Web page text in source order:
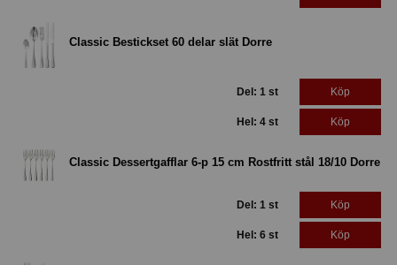
Classic Bestickset 60 delar slät Dorre
Del: 1 st Köp
Hel: 4 st Köp
Classic Dessertgafflar 6-p 15 cm Rostfritt stål 18/10 Dorre
Del: 1 st Köp
Hel: 6 st Köp